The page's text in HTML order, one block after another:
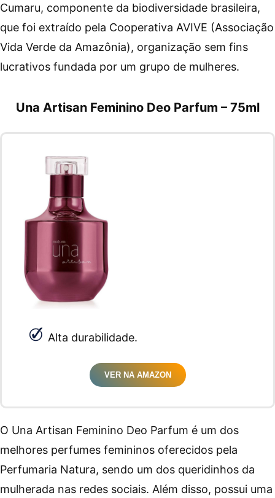
Cumaru, componente da biodiversidade brasileira,
que foi extraído pela Cooperativa AVIVE (Associação
Vida Verde da Amazônia), organização sem fins
lucrativos fundada por um grupo de mulheres.
Una Artisan Feminino Deo Parfum – 75ml
Alta durabilidade.
VER NA AMAZON
O Una Artisan Feminino Deo Parfum é um dos
melhores perfumes femininos oferecidos pela
Perfumaria Natura, sendo um dos queridinhos da
mulherada nas redes sociais. Além disso, possui uma